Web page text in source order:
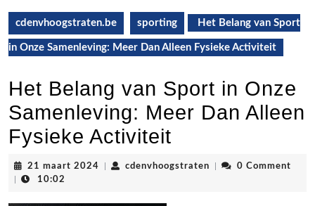
cdenvhoogstraten.be sporting Het Belang van Sport
in Onze Samenleving: Meer Dan Alleen Fysieke Activiteit
Het Belang van Sport in Onze
Samenleving: Meer Dan Alleen
Fysieke Activiteit
21 maart 2024 21
cdenvhoogstraten cdenvhoogstraten
0 Comment
10:02